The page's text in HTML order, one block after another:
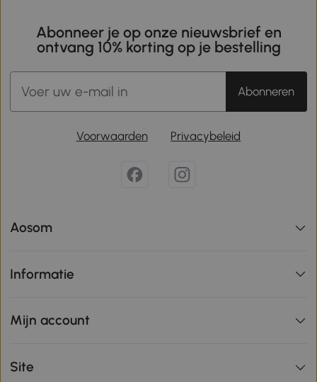
Abonneer je op onze nieuwsbrief en
ontvang 10% korting op je bestelling
Abonneren
Voorwaarden Privacybeleid
Aosom
Informatie
Mijn account
Site